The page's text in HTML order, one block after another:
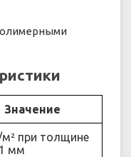
Значение
м² при толщине
мм